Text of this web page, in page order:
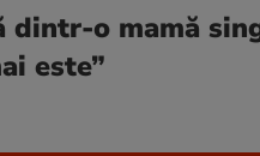
o mamă
este”